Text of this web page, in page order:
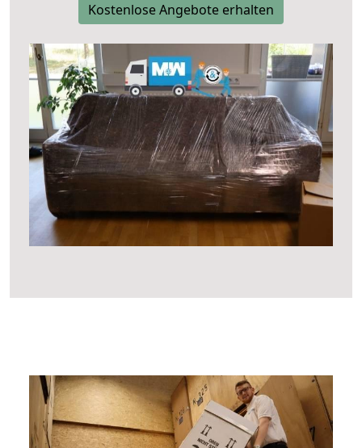
Kostenlose Angebote erhalten